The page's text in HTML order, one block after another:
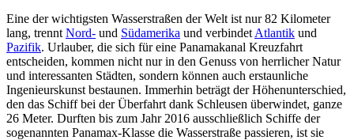
Eine der wichtigsten Wasserstraßen der Welt ist nur 82 Kilometer
lang, trenntNord- und Südamerika und verbindetAtlantik und
Pazifik. Urlauber, die sich für eine Panamakanal Kreuzfahrt
entscheiden, kommen nicht nur in den Genuss von herrlicher Natur
und interessanten Städten, sondern können auch erstaunliche
Ingenieurskunst bestaunen. Immerhin beträgt der Höhenunterschied,
den das Schiff bei der Überfahrt dank Schleusen überwindet, ganze
26 Meter. Durften bis zum Jahr 2016 ausschließlich Schiffe der
sogenannten Panamax-Klasse die Wasserstraße passieren, ist sie